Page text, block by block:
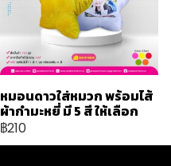
หมอนดาวใส่หมวก พร้อมไส้
ผ้ากำมะหยี่ มี 5 สี ให้เลือก
฿210